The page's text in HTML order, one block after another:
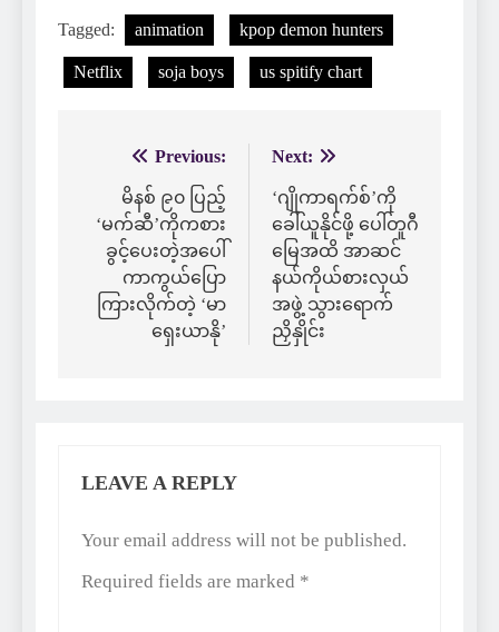
Tagged: animation kpop demon hunters
Netflix soja boys us spitify chart
navigation
Previous:
မိနစ် ၉၀ ပြည့်
‘မက်ဆီ’ကိုကစား
ခွင့်ပေးတဲ့အပေါ်
ကာကွယ်ပြော
ကြားလိုက်တဲ့ ‘မာ
ရှေးယာနို’
Next:
‘ဂျိုကာရက်စ်’ကို
ခေါ်ယူနိုင်ဖို့ ပေါ်တူဂီ
မြေအထိ အာဆင်
နယ်ကိုယ်စားလှယ်
အဖွဲ့ သွားရောက်
ညှိနှိုင်း
LEAVE A REPLY
Your email address will not be published.
Required fields are marked *
Alternative: